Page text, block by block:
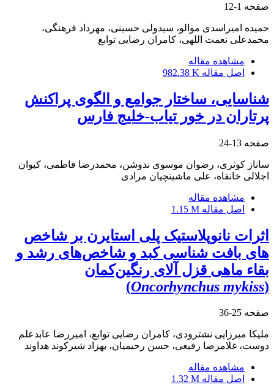
صفحه 1-12
حمیده امیراسدی موالو، سیدولی حسینی، مهرداد فرهنگی،
محمدعلی نعمت اللهی، کامران رضایی توابع
مشاهده مقاله
اصل مقاله 982.38 K
شناسایی، ساختار جوامع و الگوی پراکنش
پرتاران در خور تیاب-خلیج فارس
صفحه 13-24
ساناز کوثری، رضوان موسوی ندوشن، محمدرضا فاطمی، کیوان
اجلالی خانقاه، علی ماشینچیان مرادی
مشاهده مقاله
اصل مقاله 1.15 M
اثرات نانوپلاستیک پلی استایرن بر شاخص
های بافت شناسی کبد و شاخص‌های رشد و
بقاء ماهی قزل آلای رنگین‌کمان
(
Oncorhynchus mykiss
)
صفحه 25-36
ملیکا میرزایی نشترودی، کامران رضایی توابع، امیررضا عابدعلم
دوست، غلامرضا رفیعی، حسن رحیمیان، بهزاد شیرکوند هداوند
مشاهده مقاله
اصل مقاله 1.32 M